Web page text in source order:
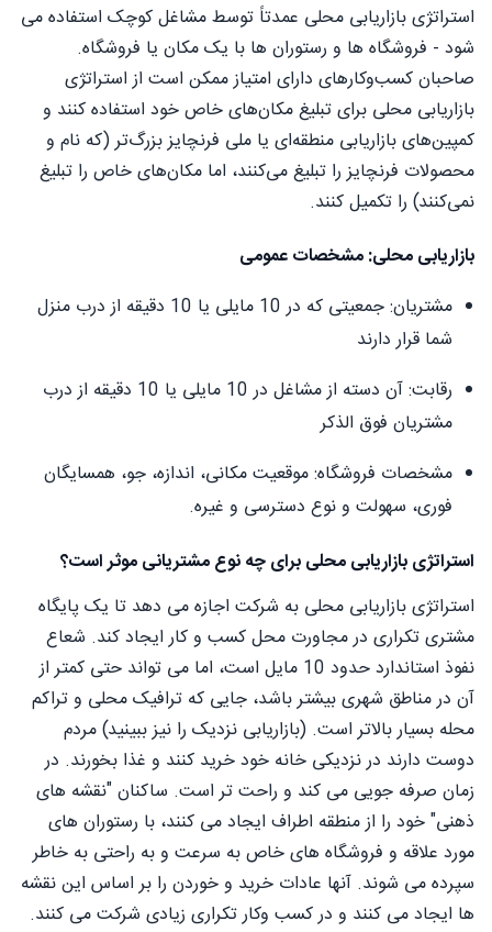
استراتژی بازاریابی محلی عمدتاً توسط مشاغل کوچک استفاده می
شود - فروشگاه ها و رستوران ها با یک مکان یا فروشگاه.
صاحبان کسب‌وکارهای دارای امتیاز ممکن است از استراتژی
بازاریابی محلی برای تبلیغ مکان‌های خاص خود استفاده کنند و
کمپین‌های بازاریابی منطقه‌ای یا ملی فرنچایز بزرگ‌تر (که نام و
محصولات فرنچایز را تبلیغ می‌کنند، اما مکان‌های خاص را تبلیغ
نمی‌کنند) را تکمیل کنند.
بازاریابی محلی: مشخصات عمومی
مشتریان: جمعیتی که در 10 مایلی یا 10 دقیقه از درب منزل
شما قرار دارند
رقابت: آن دسته از مشاغل در 10 مایلی یا 10 دقیقه از درب
مشتریان فوق الذکر
مشخصات فروشگاه: موقعیت مکانی، اندازه، جو، همسایگان
فوری، سهولت و نوع دسترسی و غیره.
استراتژی بازاریابی محلی برای چه نوع مشتریانی موثر است؟
استراتژی بازاریابی محلی به شرکت اجازه می دهد تا یک پایگاه
مشتری تکراری در مجاورت محل کسب و کار ایجاد کند. شعاع
نفوذ استاندارد حدود 10 مایل است، اما می تواند حتی کمتر از
آن در مناطق شهری بیشتر باشد، جایی که ترافیک محلی و تراکم
محله بسیار بالاتر است. (بازاریابی نزدیک را نیز ببینید) مردم
دوست دارند در نزدیکی خانه خود خرید کنند و غذا بخورند. در
زمان صرفه جویی می کند و راحت تر است. ساکنان "نقشه های
ذهنی" خود را از منطقه اطراف ایجاد می کنند، با رستوران های
مورد علاقه و فروشگاه های خاص به سرعت و به راحتی به خاطر
سپرده می شوند. آنها عادات خرید و خوردن را بر اساس این نقشه
ها ایجاد می کنند و در کسب وکار تکراری زیادی شرکت می کنند.